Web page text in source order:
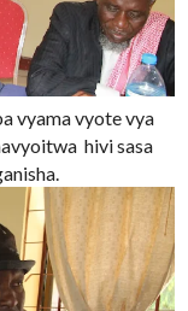
vyama vyote vya
hivi sasa